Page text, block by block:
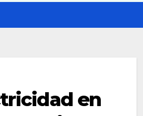
en